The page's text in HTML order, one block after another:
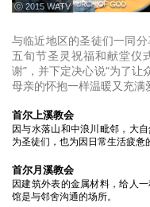
ⓒ 2015 WATV
与临近地区的圣徒们一同
五旬节圣灵祝福和献堂仪
谢”，并下定决心说“为了
母亲的怀抱一样温暖又充满
首尔上溪教会
因与水落山和中浪川毗邻，大
为圣徒们，也为因日常生活疲惫
首尔月溪教会
因建筑外表的金属材料，给人
馆是与邻舍沟通的场所。